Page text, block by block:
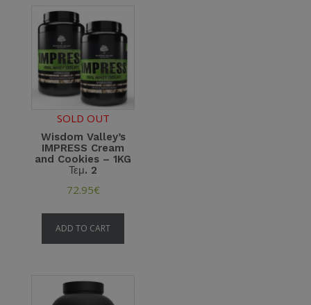
SOLD OUT
Wisdom Valley’s
IMPRESS Cream
and Cookies – 1KG
Τεμ. 2
72.95€
ADD TO CART